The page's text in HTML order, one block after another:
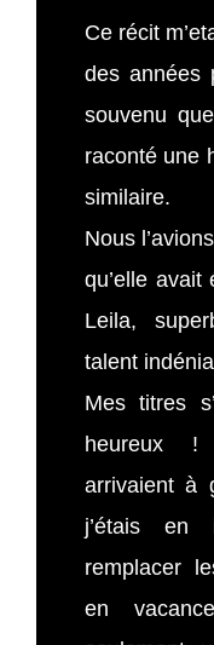
Ce récit
des années
souvenu
raconté une
similaire.
Nous
qu’elle
Leila,
talent
Mes titres
heureux !
arrivaient à
j’étais en
remplacer
en